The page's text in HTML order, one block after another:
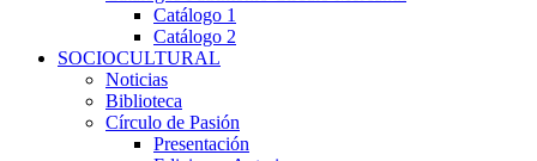
Catálogo 1
Catálogo 2
SOCIOCULTURAL
Noticias
Biblioteca
Círculo de Pasión
Presentación